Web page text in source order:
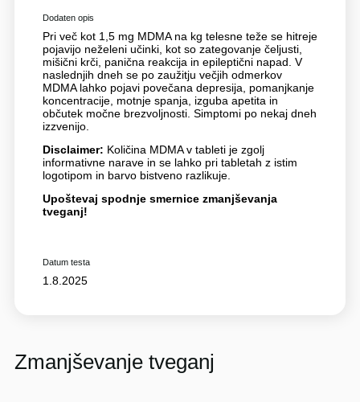
Dodaten opis
Pri več kot 1,5 mg MDMA na kg telesne teže se hitreje
pojavijo neželeni učinki, kot so zategovanje čeljusti,
mišični krči, panična reakcija in epileptični napad. V
naslednjih dneh se po zaužitju večjih odmerkov
MDMA lahko pojavi povečana depresija, pomanjkanje
koncentracije, motnje spanja, izguba apetita in
občutek močne brezvoljnosti. Simptomi po nekaj dneh
izzvenijo.
Disclaimer: Količina MDMA v tableti je zgolj
informativne narave in se lahko pri tabletah z istim
logotipom in barvo bistveno razlikuje.
Upoštevaj spodnje smernice zmanjševanja
tveganj!
Datum testa
1.8.2025
Zmanjševanje tveganj